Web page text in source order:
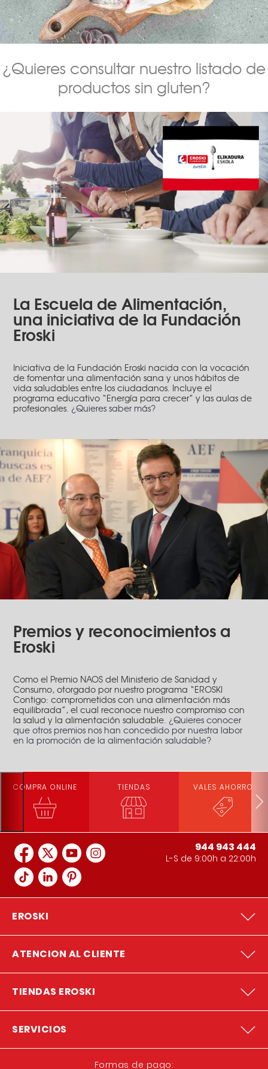
¿Quieres consultar nuestro listado de
productos sin gluten?
La Escuela de Alimentación,
una iniciativa de la Fundación
Eroski
Iniciativa de la Fundación Eroski nacida con la vocación
de fomentar una alimentación sana y unos hábitos de
vida saludables entre los ciudadanos. Incluye el
programa educativo “Energía para crecer” y las aulas de
profesionales. ¿Quieres saber más?
Premios y reconocimientos a
Eroski
Como el Premio NAOS del Ministerio de Sanidad y
Consumo, otorgado por nuestro programa “EROSKI
Contigo: comprometidos con una alimentación más
equilibrada”, el cual reconoce nuestro compromiso con
la salud y la alimentación saludable. ¿Quieres conocer
que otros premios nos han concedido por nuestra labor
en la promoción de la alimentación saludable?
COMPRA ONLINE TIENDAS VALES AHORRO
944 943 444
L-S de 9:00h a 22:00h
EROSKI
ATENCION AL CLIENTE
TIENDAS EROSKI
SERVICIOS
Formas de pago: